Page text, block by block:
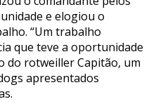
e elogiou o
“Um trabalho
que teve a oportunidade
do rotweiller Capitão, um
apresentados